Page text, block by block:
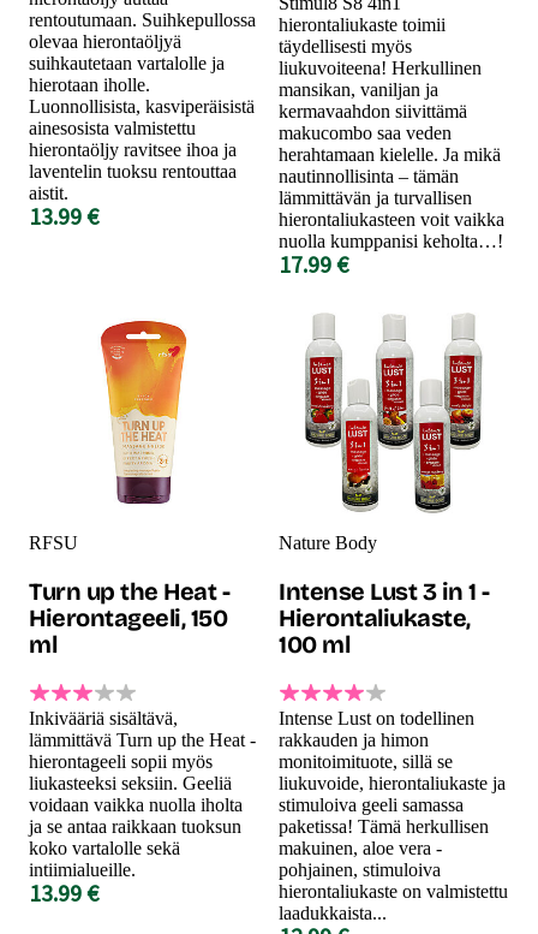
rentoutumaan. Suihkepullossa
olevaa hierontaöljyä
suihkautetaan vartalolle ja
hierotaan iholle.
Luonnollisista, kasviperäisistä
ainesosista valmistettu
hierontaöljy ravitsee ihoa ja
laventelin tuoksu rentouttaa
aistit.
13.99 €
hierontaliukaste toimii
täydellisesti myös
liukuvoiteena! Herkullinen
mansikan, vaniljan ja
kermavaahdon siivittämä
makucombo saa veden
herahtamaan kielelle. Ja mikä
nautinnollisinta – tämän
lämmittävän ja turvallisen
hierontaliukasteen voit vaikka
nuolla kumppanisi keholta…!
17.99 €
RFSU
Turn up the Heat -
Hierontageeli, 150
ml
Inkivääriä sisältävä,
lämmittävä Turn up the Heat -
hierontageeli sopii myös
liukasteeksi seksiin. Geeliä
voidaan vaikka nuolla iholta
ja se antaa raikkaan tuoksun
koko vartalolle sekä
intiimialueille.
13.99 €
Nature Body
Intense Lust 3 in 1 -
Hierontaliukaste,
100 ml
Intense Lust on todellinen
rakkauden ja himon
monitoimituote, sillä se
liukuvoide, hierontaliukaste ja
stimuloiva geeli samassa
paketissa! Tämä herkullisen
makuinen, aloe vera -
pohjainen, stimuloiva
hierontaliukaste on valmistettu
laadukkaista...